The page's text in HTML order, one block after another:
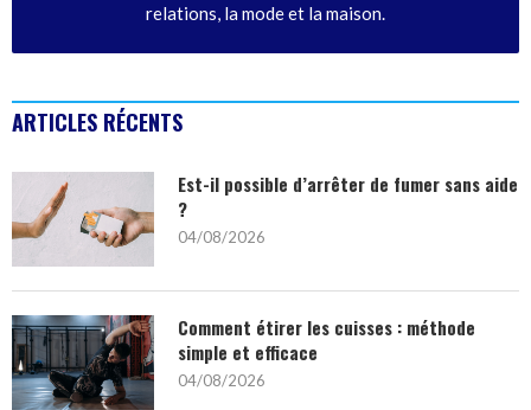
relations, la mode et la maison.
ARTICLES RÉCENTS
Est-il possible d’arrêter de fumer sans aide
?
04/08/2026
Comment étirer les cuisses : méthode
simple et efficace
04/08/2026